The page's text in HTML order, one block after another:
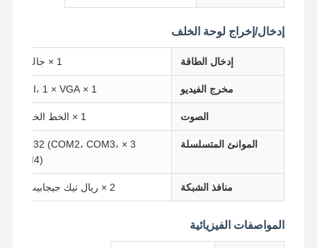
منزل المنتجات حول بنا
جولة في
المعمل
ضبط الجودة اتصل بنا
إدخال/إخراج لوحة الخلف
إدخال الطاقة 1 × جاك DC
مخرج الفيديو 1 × HDMI، 1 × VGA
الصوت 1 × الخط الخارجي
الموانئ المتسلسلة
3 × RS-232 (COM2، COM3،
COM4)
منافذ الشبكة 2 × ريال تيك جيجابيت لين
المواصفات الفيزيائية